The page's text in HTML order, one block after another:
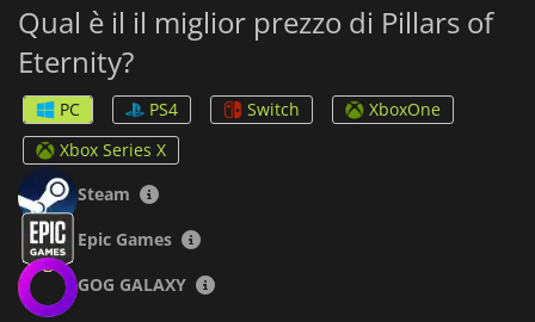
Qual è il il miglior prezzo di Pillars of
Eternity?
PC PS4 Switch
XboxOne
Xbox Series X
Steam
Epic Games
GOG GALAXY